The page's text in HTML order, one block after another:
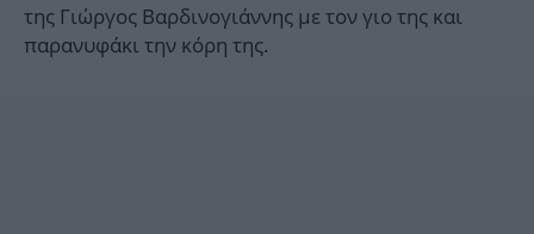
της Γιώργος Βαρδινογιάννης με τον γιο της και
παρανυφάκι την κόρη της.